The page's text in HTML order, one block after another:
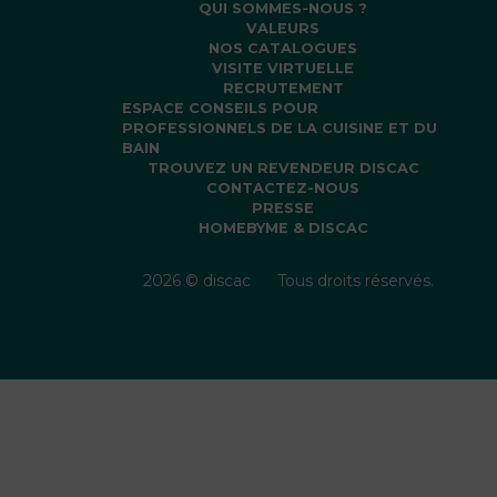
QUI SOMMES-NOUS ?
VALEURS
NOS CATALOGUES
VISITE VIRTUELLE
RECRUTEMENT
ESPACE CONSEILS POUR
PROFESSIONNELS DE LA CUISINE ET DU
BAIN
TROUVEZ UN REVENDEUR DISCAC
CONTACTEZ-NOUS
PRESSE
HOMEBYME & DISCAC
2026 © discac Tous droits réservés.